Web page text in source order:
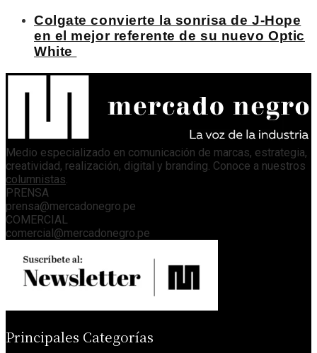
Colgate convierte la sonrisa de J-Hope
en el mejor referente de su nuevo Optic
White
Medio especializado en comunicación de marcas, estrategia,
creatividad, realización, digital y branding. Conoce a nuestros
columnistas.
PRENSA
prensa@mercadonegro.pe
COMERCIAL
comercial@mercadonegro.pe
Principales Categorías